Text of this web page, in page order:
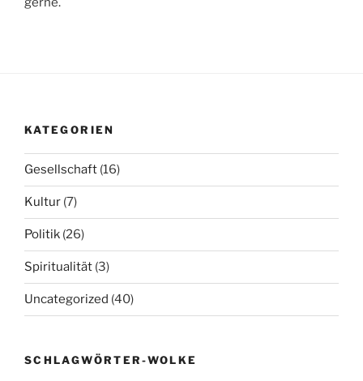
KATEGORIEN
Gesellschaft (16)
Kultur (7)
Politik (26)
Spiritualität (3)
Uncategorized (40)
SCHLAGWÖRTER-WOLKE